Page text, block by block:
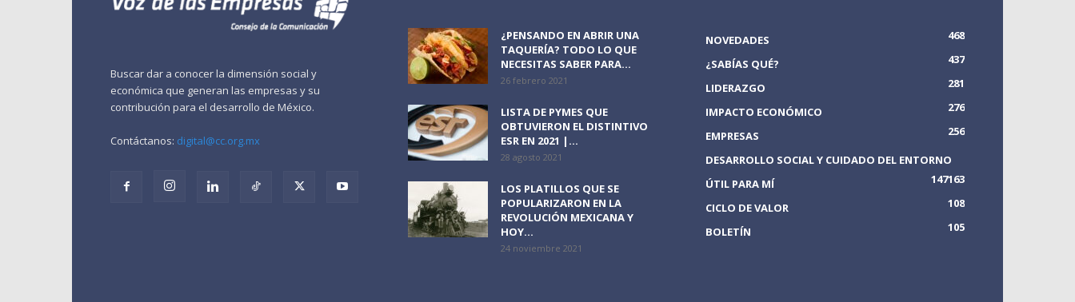
Buscar dar a conocer la dimensión social y
económica que generan las empresas y su
contribución para el desarrollo de México.
Contáctanos: digital@cc.org.mx
¿PENSANDO EN ABRIR UNA
TAQUERÍA? TODO LO QUE
NECESITAS SABER PARA...
26 febrero 2021
LISTA DE PYMES QUE
OBTUVIERON EL DISTINTIVO
ESR EN 2021 |...
28 agosto 2021
LOS PLATILLOS QUE SE
POPULARIZARON EN LA
REVOLUCIÓN MEXICANA Y
HOY...
24 noviembre 2021
NOVEDADES
468
¿SABÍAS QUÉ?
437
LIDERAZGO
281
IMPACTO ECONÓMICO
276
EMPRESAS
256
DESARROLLO SOCIAL Y CUIDADO DEL ENTORNO
163
ÚTIL PARA MÍ
147
CICLO DE VALOR
108
BOLETÍN
105